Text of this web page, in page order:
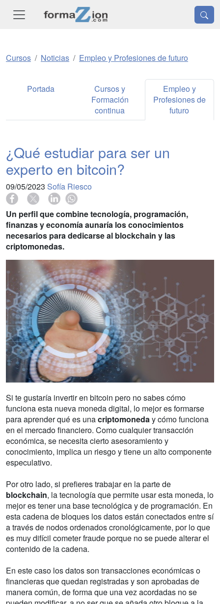
Cursos Noticias Empleo y Profesiones de futuro
Portada
Cursos y
Formación
continua
Empleo y
Profesiones de
futuro
¿Qué estudiar para ser un
experto en bitcoin?
09/05/2023 Sofía Riesco
Un perfil que combine tecnología, programación,
finanzas y economía aunaría los conocimientos
necesarios para dedicarse al blockchain y las
criptomonedas.
Si te gustaría invertir en bitcoin pero no sabes cómo
funciona esta nueva moneda digital, lo mejor es formarse
para aprender qué es unacriptomoneda y cómo funciona
en el mercado financiero. Como cualquier transacción
económica, se necesita cierto asesoramiento y
conocimiento, implica un riesgo y tiene un alto componente
especulativo.
Por otro lado, si prefieres trabajar en la parte de
blockchain, la tecnología que permite usar esta moneda, lo
mejor es tener una base tecnológica y de programación. En
esta cadena de bloques los datos están conectados entre sí
a través de nodos ordenados cronológicamente, por lo que
es muy difícil cometer fraude porque no se puede alterar el
contenido de la cadena.
En este caso los datos son transacciones económicas o
financieras que quedan registradas y son aprobadas de
manera común, de forma que una vez acordadas no se